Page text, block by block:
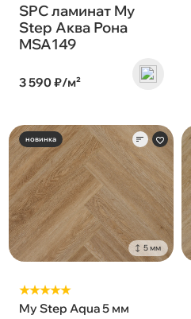
SPC ламинат My
Step Аква Рона
MSA149
3 590 ₽/м²
новинка
5 мм
★★★★★
My Step Aqua 5 мм